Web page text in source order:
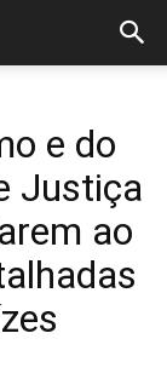
e do
Justiça
ao